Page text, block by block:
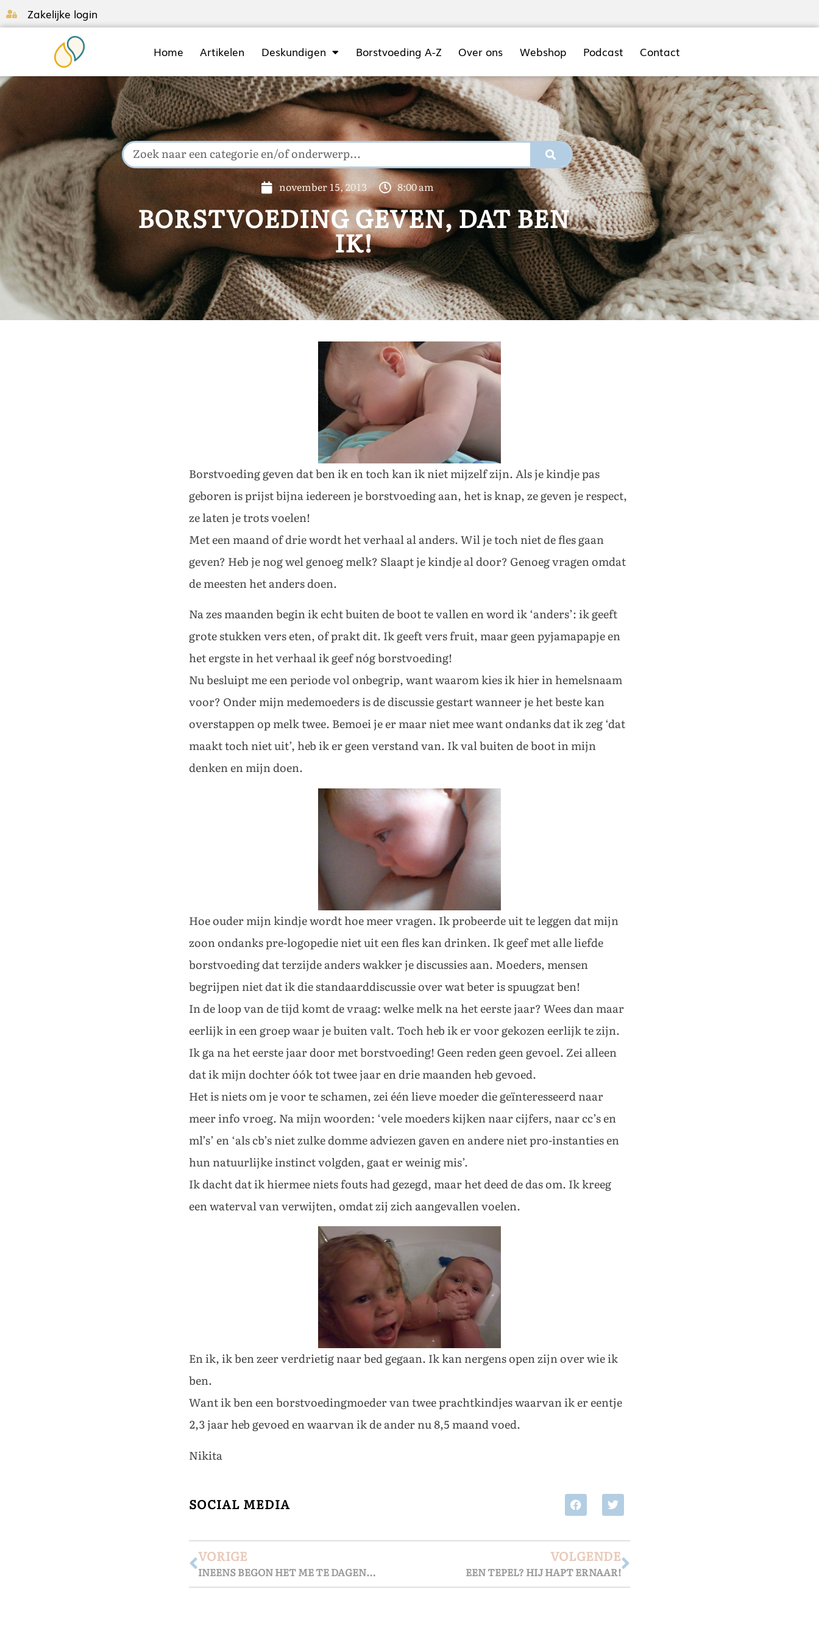
Zakelijke login
Home Artikelen Deskundigen Borstvoeding A-Z Over ons Webshop Podcast Contact
november 15, 2013 8:00 am
BORSTVOEDING GEVEN, DAT BEN
IK!
Borstvoeding geven dat ben ik en toch kan ik niet mijzelf zijn. Als je kindje pas
geboren is prijst bijna iedereen je borstvoeding aan, het is knap, ze geven je respect,
ze laten je trots voelen!
Met een maand of drie wordt het verhaal al anders. Wil je toch niet de fles gaan
geven? Heb je nog wel genoeg melk? Slaapt je kindje al door? Genoeg vragen omdat
de meesten het anders doen.
Na zes maanden begin ik echt buiten de boot te vallen en word ik ‘anders’: ik geeft
grote stukken vers eten, of prakt dit. Ik geeft vers fruit, maar geen pyjamapapje en
het ergste in het verhaal ik geef nóg borstvoeding!
Nu besluipt me een periode vol onbegrip, want waarom kies ik hier in hemelsnaam
voor? Onder mijn medemoeders is de discussie gestart wanneer je het beste kan
overstappen op melk twee. Bemoei je er maar niet mee want ondanks dat ik zeg ‘dat
maakt toch niet uit’, heb ik er geen verstand van. Ik val buiten de boot in mijn
denken en mijn doen.
Hoe ouder mijn kindje wordt hoe meer vragen. Ik probeerde uit te leggen dat mijn
zoon ondanks pre-logopedie niet uit een fles kan drinken. Ik geef met alle liefde
borstvoeding dat terzijde anders wakker je discussies aan. Moeders, mensen
begrijpen niet dat ik die standaarddiscussie over wat beter is spuugzat ben!
In de loop van de tijd komt de vraag: welke melk na het eerste jaar? Wees dan maar
eerlijk in een groep waar je buiten valt. Toch heb ik er voor gekozen eerlijk te zijn.
Ik ga na het eerste jaar door met borstvoeding! Geen reden geen gevoel. Zei alleen
dat ik mijn dochter óók tot twee jaar en drie maanden heb gevoed.
Het is niets om je voor te schamen, zei één lieve moeder die geïnteresseerd naar
meer info vroeg. Na mijn woorden: ‘vele moeders kijken naar cijfers, naar cc’s en
ml’s’ en ‘als cb’s niet zulke domme adviezen gaven en andere niet pro-instanties en
hun natuurlijke instinct volgden, gaat er weinig mis’.
Ik dacht dat ik hiermee niets fouts had gezegd, maar het deed de das om. Ik kreeg
een waterval van verwijten, omdat zij zich aangevallen voelen.
En ik, ik ben zeer verdrietig naar bed gegaan. Ik kan nergens open zijn over wie ik
ben.
Want ik ben een borstvoedingmoeder van twee prachtkindjes waarvan ik er eentje
2,3 jaar heb gevoed en waarvan ik de ander nu 8,5 maand voed.
Nikita
SOCIAL MEDIA
VORIGE
INEENS BEGON HET ME TE DAGEN…
VOLGENDE
EEN TEPEL? HIJ HAPT ERNAAR!